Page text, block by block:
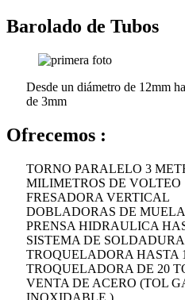
Barolado de Tubos
Desde un diámetro de 12mm
de 3mm
Ofrecemos :
TORNO PARALELO 3
MILIMETROS DE VOLTEO
FRESADORA VERTICAL
DOBLADORAS DE
PRENSA HIDRAULICA
SISTEMA DE
TROQUELADORA HASTA
TROQUELADORA DE 20
VENTA DE ACERO (TOL
INOXIDABLE )